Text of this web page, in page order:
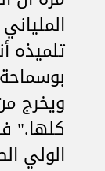
تلميذه
ويخرج
كلها."
الولي